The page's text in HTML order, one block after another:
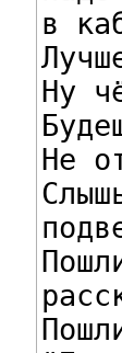
в
Ну
Не